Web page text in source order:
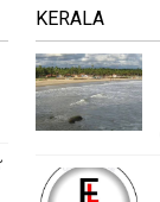
KERALA